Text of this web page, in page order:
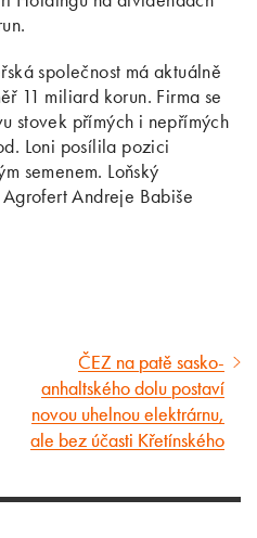
společnost má aktuálně
11 miliard korun. Firma se
stovek přímých i nepřímých
Loni posílila pozici
semenem. Loňský
Andreje Babiše
Následující
článek
ČEZ na patě sasko-
anhaltského dolu postaví
novou uhelnou elektrárnu,
ale bez účasti Křetínského